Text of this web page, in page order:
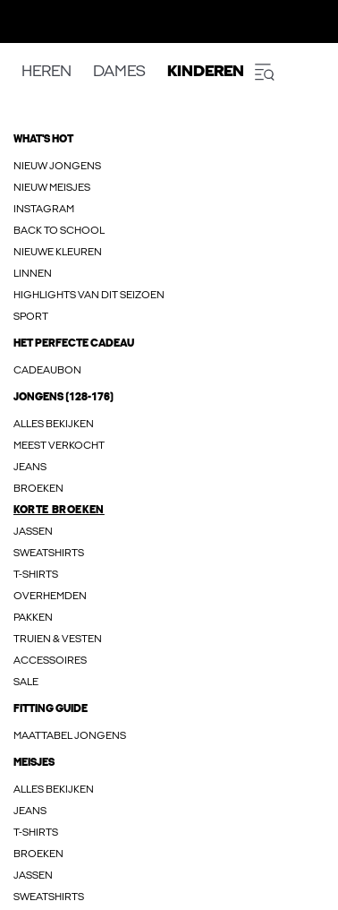
HEREN DAMES KINDEREN
WHAT'S HOT
NIEUW JONGENS
NIEUW MEISJES
INSTAGRAM
BACK TO SCHOOL
NIEUWE KLEUREN
LINNEN
HIGHLIGHTS VAN DIT SEIZOEN
SPORT
HET PERFECTE CADEAU
CADEAUBON
JONGENS (128-176)
ALLES BEKIJKEN
MEEST VERKOCHT
JEANS
BROEKEN
KORTE BROEKEN
JASSEN
SWEATSHIRTS
T-SHIRTS
OVERHEMDEN
PAKKEN
TRUIEN & VESTEN
ACCESSOIRES
SALE
FITTING GUIDE
MAATTABEL JONGENS
MEISJES
ALLES BEKIJKEN
JEANS
T-SHIRTS
BROEKEN
JASSEN
SWEATSHIRTS